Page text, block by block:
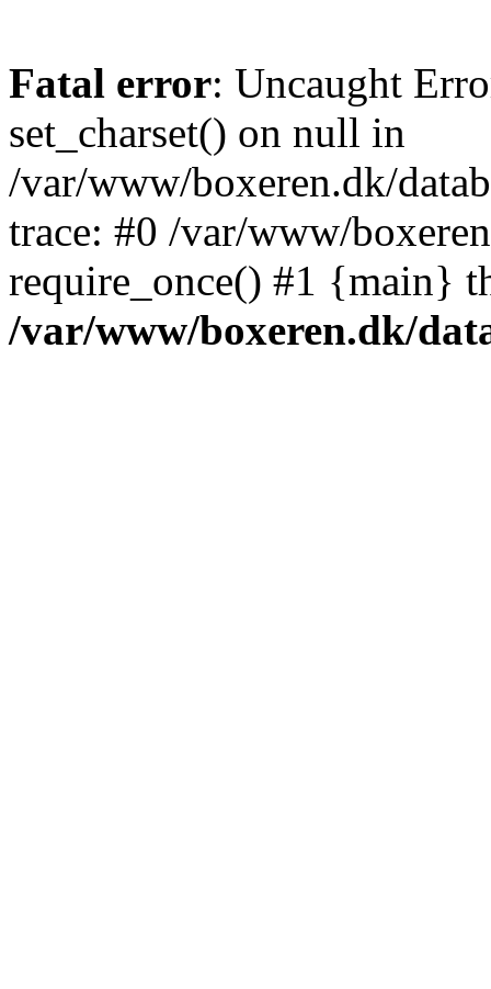
Fatal error: Uncaught
set_charset() on null in
/var/www/boxeren.dk/
trace: #0 /var/www/
require_once() #1 {main}
/var/www/boxeren.dk/